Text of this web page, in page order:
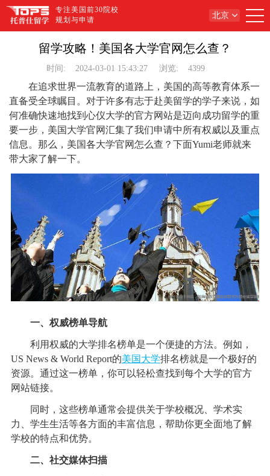
专注美国前30院校
规划与申请
北京
留学攻略！美国各大学官网怎么查？
时间: 2024-03-01 15:43:27 浏览: 4399
在追求世界一流教育的道路上，美国的高等教育体系一
直备受全球瞩目。对于许多有志于赴美留学的学子来说，如
何准确快速地找到心仪大学的官方网站是迈向成功留学的重
要一步，美国大学官网汇集了我们申请中所有权威以及重点
信息。那么，美国各大学官网怎么查？下面Yumi老师就来
带大家了解一下。
一、权威榜单导航
利用权威的大学排名榜单是一个便捷的方法。例如，
US News & World Report的美国大学排名榜就是一个极好的
资源。通过这一榜单，你可以轻松查找到每个大学的官方
网站链接。
同时，这些榜单通常会提供关于学校概况、学术实
力、学生生活等各方面的丰富信息，帮助你更全面地了解
学校的特点和优势。
二、社交媒体扫描